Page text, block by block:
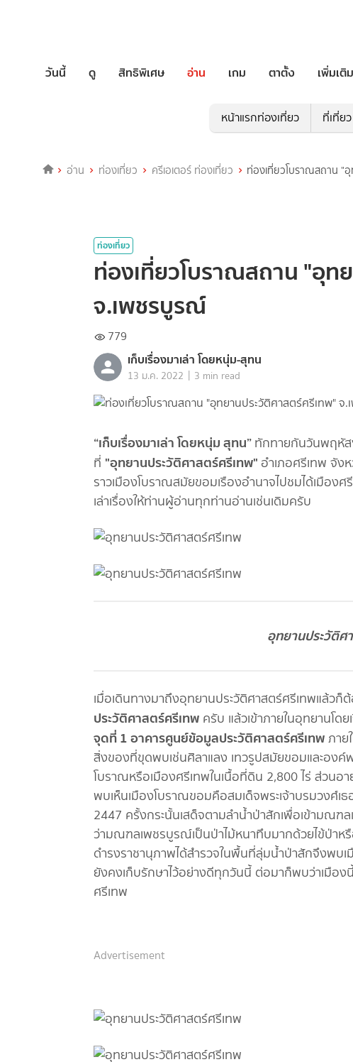
วันนี้ ดู สิทธิพิเศษ อ่าน เกม ตาตั้ง เพิ่มเติม
หน้าแรกท่องเที่ยว ที่เที่ยว
อ่าน ท่องเที่ยว ครีเอเตอร์ ท่องเที่ยว ท่องเที่ยวโบราณสถาน "
ท่องเที่ยว
ท่องเที่ยวโบราณสถาน "อุท
จ.เพชรบูรณ์
779
เก็บเรื่องมาเล่า โดยหนุ่ม-สุทน
13 ม.ค. 2022 | 3 min read
“เก็บเรื่องมาเล่า โดยหนุ่ม สุทน”ทักทายกันวันพฤหั
ที่ "อุทยานประวัติศาสตร์ศรีเทพ" อำเภอศรีเทพ จัง
ราวเมืองโบราณสมัยขอมเรืองอำนาจไปชมได้เมือง
เล่าเรื่องให้ท่านผู้อ่านทุกท่านอ่านเช่นเดิมครับ
อุทยานประวัติศ
เมื่อเดินทางมาถึงอุทยานประวัติศาสตร์ศรีเทพแล้ว
ประวัติศาสตร์ศรีเทพ ครับ แล้วเข้าภายในอุทยานโด
จุดที่ 1 อาคารศูนย์ข้อมูลประวัติศาสตร์ศรีเทพภาย
สิ่งของที่ขุดพบเช่นศิลาแลง เทวรูปสมัยขอมและอง
โบราณหรือเมืองศรีเทพในเนื้อที่ดิน 2,800 ไร่ ส่วน
พบเห็นเมืองโบราณขอมคือสมเด็จพระเจ้าบรมวงศ์
2447 ครั้งกระนั้นเสด็จตามลำน้ำป่าสักเพื่อเข้ามณ
ว่ามณฑลเพชรบูรณ์เป็นป่าไม้หนาทึบมากด้วยไข้ป่าหรื
ดำรงราชานุภาพได้สำรวจในพื้นที่ลุ่มน้ำป่าสักจึงพ
ยังคงเก็บรักษาไว้อย่างดีทุกวันนี้ ต่อมาก็พบว่าเมือง
ศรีเทพ
Advertisement